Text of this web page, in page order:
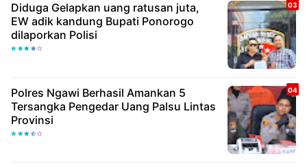
Diduga Gelapkan uang ratusan juta,
EW adik kandung Bupati Ponorogo
dilaporkan Polisi
Polres Ngawi Berhasil Amankan 5
Tersangka Pengedar Uang Palsu Lintas
Provinsi